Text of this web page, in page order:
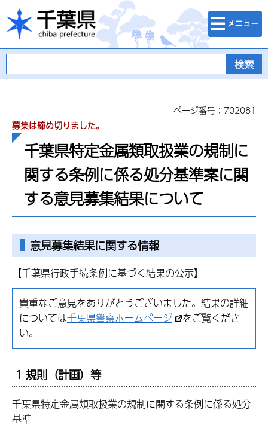
千葉県
検索・メニュ
ー
ページ番号：702081
募集は締め切りました。
千葉県特定金属類取扱業の規制に
関する条例に係る処分基準案に関
する意見募集結果について
意見募集結果に関する情報
【千葉県行政手続条例に基づく結果の公示】
貴重なご意見をありがとうございました。結果の詳細
については千葉県警察ホームページ
をご覧くださ
い。
1 規則（計画）等
千葉県特定金属類取扱業の規制に関する条例に係る処分
基準